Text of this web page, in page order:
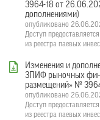
3964-18 от
дополнениями)
опубликовано
Доступ
из реестра паевых
Изменения и
ЗПИФ рыночных
размещений» №
опубликовано
Доступ
из реестра паевых